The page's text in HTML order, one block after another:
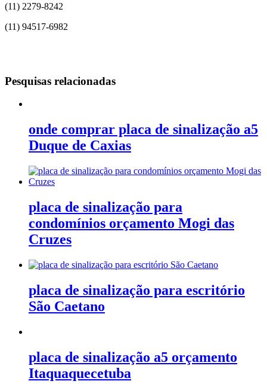
(11) 2279-8242
(11) 94517-6982
Pesquisas relacionadas
onde comprar placa de sinalização a5
Duque de Caxias
placa de sinalização para
condomínios orçamento Mogi das
Cruzes
placa de sinalização para escritório
São Caetano
placa de sinalização a5 orçamento
Itaquaquecetuba